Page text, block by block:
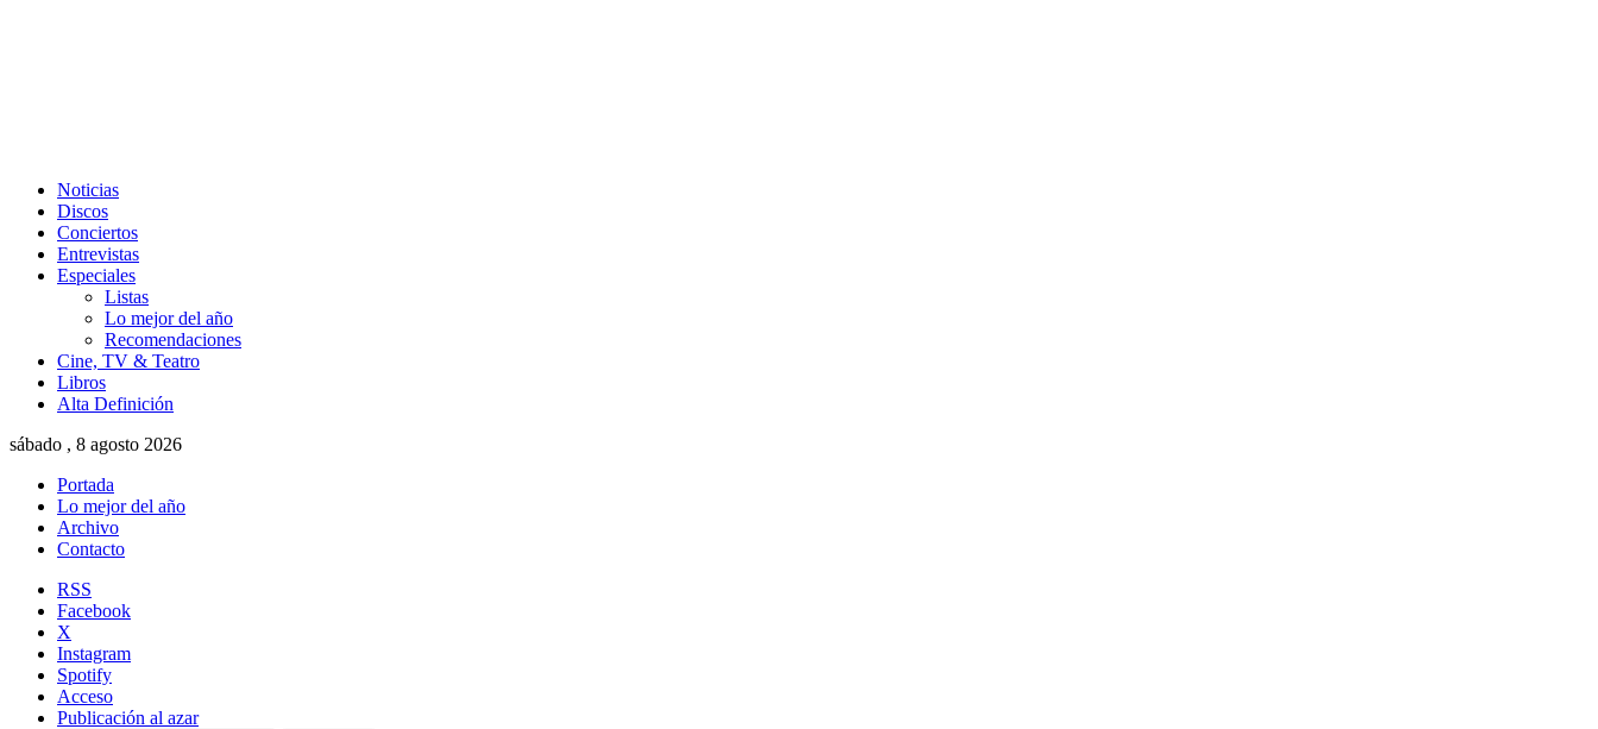
Noticias
Discos
Conciertos
Entrevistas
Especiales
Listas
Lo mejor del año
Recomendaciones
Cine, TV & Teatro
Libros
Alta Definición
sábado , 8 agosto 2026
Portada
Lo mejor del año
Archivo
Contacto
RSS
Facebook
X
Instagram
Spotify
Acceso
Publicación al azar